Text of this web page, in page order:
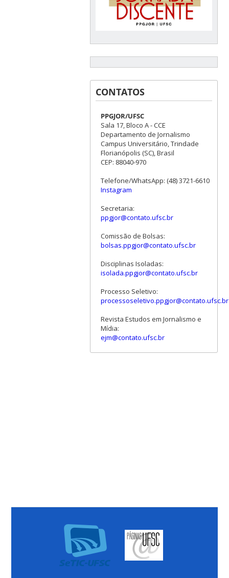
CONTATOS
PPGJOR/UFSC
Sala 17, Bloco A - CCE
Departamento de Jornalismo
Campus Universitário, Trindade
Florianópolis (SC), Brasil
CEP: 88040-970
Telefone/WhatsApp: (48) 3721-6610
Instagram
Secretaria:
ppgjor@contato.ufsc.br
Comissão de Bolsas:
bolsas.ppgjor@contato.ufsc.br
Disciplinas Isoladas:
isolada.ppgjor@contato.ufsc.br
Processo Seletivo:
processoseletivo.ppgjor@contato.ufsc.br
Revista Estudos em Jornalismo e
Mídia:
ejm@contato.ufsc.br